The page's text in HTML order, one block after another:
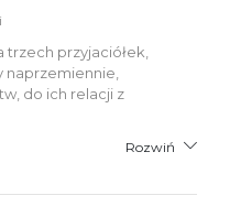
przyjaciółek,
do ich relacji z
Rozwiń